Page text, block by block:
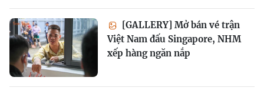
[GALLERY] Mở bán vé trận
Việt Nam đấu Singapore, NHM
xếp hàng ngăn nắp